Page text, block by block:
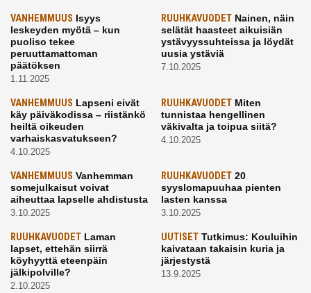
VANHEMMUUS Isyys
leskeyden myötä – kun
puoliso tekee
peruuttamattoman
päätöksen
1.11.2025
RUUHKAVUODETNainen, näin
selätät haasteet aikuisiän
ystävyyssuhteissa ja löydät
uusia ystäviä
7.10.2025
VANHEMMUUS Lapseni eivät
käy päiväkodissa – riistänkö
heiltä oikeuden
varhaiskasvatukseen?
4.10.2025
RUUHKAVUODETMiten
tunnistaa hengellinen
väkivalta ja toipua siitä?
4.10.2025
VANHEMMUUS Vanhemman
somejulkaisut voivat
aiheuttaa lapselle ahdistusta
3.10.2025
RUUHKAVUODET20
syyslomapuuhaa pienten
lasten kanssa
3.10.2025
RUUHKAVUODET Laman
lapset, ettehän siirrä
köyhyyttä eteenpäin
jälkipolville?
2.10.2025
UUTISETTutkimus: Kouluihin
kaivataan takaisin kuria ja
järjestystä
13.9.2025